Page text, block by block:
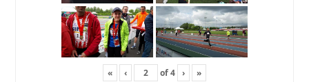
« ‹ of4 › »